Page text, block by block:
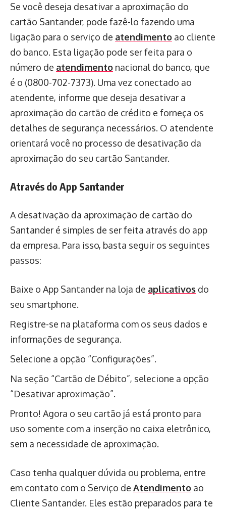
Se você deseja desativar a aproximação do
cartão Santander, pode fazê-lo fazendo uma
ligação para o serviço de atendimento ao cliente
do banco. Esta ligação pode ser feita para o
número de atendimento nacional do banco, que
é o (0800-702-7373). Uma vez conectado ao
atendente, informe que deseja desativar a
aproximação do cartão de crédito e forneça os
detalhes de segurança necessários. O atendente
orientará você no processo de desativação da
aproximação do seu cartão Santander.
Através do App Santander
A desativação da aproximação de cartão do
Santander é simples de ser feita através do app
da empresa. Para isso, basta seguir os seguintes
passos:
Baixe o App Santander na loja de aplicativos do
seu smartphone.
Registre-se na plataforma com os seus dados e
informações de segurança.
Selecione a opção “Configurações”.
Na seção “Cartão de Débito”, selecione a opção
“Desativar aproximação”.
Pronto! Agora o seu cartão já está pronto para
uso somente com a inserção no caixa eletrônico,
sem a necessidade de aproximação.
Caso tenha qualquer dúvida ou problema, entre
em contato com o Serviço de Atendimento ao
Cliente Santander. Eles estão preparados para te